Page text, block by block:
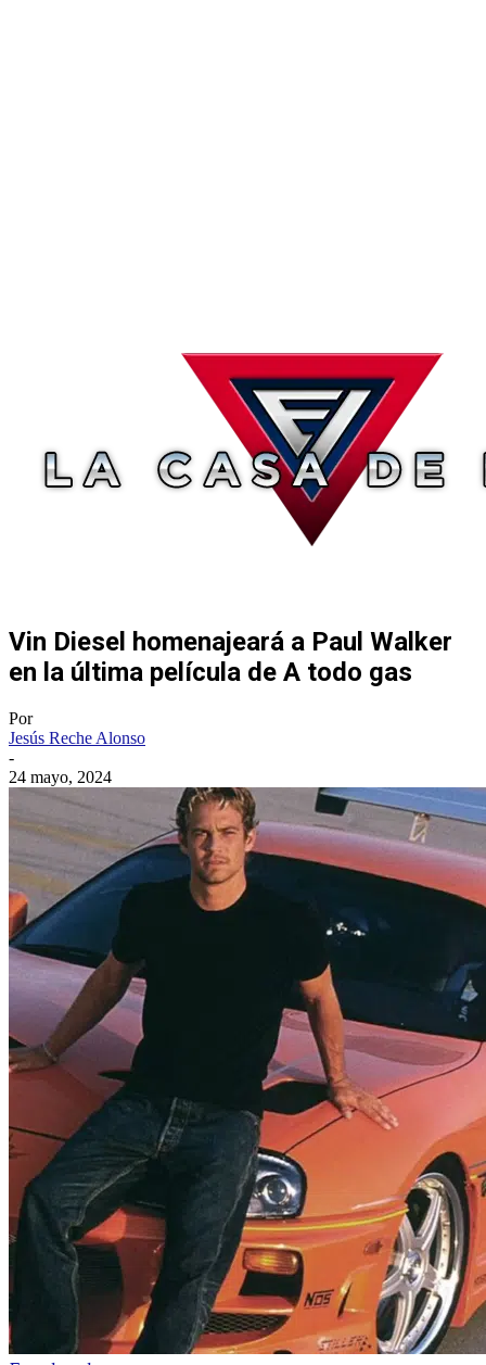
Vin Diesel homenajeará a Paul Walker
en la última película de A todo gas
Por
Jesús Reche Alonso
-
24 mayo, 2024